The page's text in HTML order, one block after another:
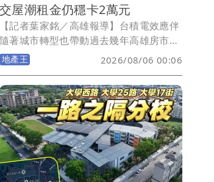
交屋潮租金仍穩卡2萬元
【記者葉家銘／高雄報導】台積電效應伴
隨著城市轉型也帶動過去幾年高雄房市買
氣，然而隨著央行信用管制導致交易動能
出現大幅衰退，當房仲統計全台將面臨大
交屋潮來臨，高雄租金效應能否支撐，就
數據而言房東可以鬆一口氣！《壹蘋新聞
網》統計2023-2026年高雄屋齡2年內新
成屋過戶、大樓出租戶數與租金發現，所
謂的龐大交屋潮與出租潮均呈現走揚，但
近3年租金行情維持在中位數2-2.1萬元盤
整，整體市場呈現相對樂觀態勢。
地產王 2026/08/06 00:06